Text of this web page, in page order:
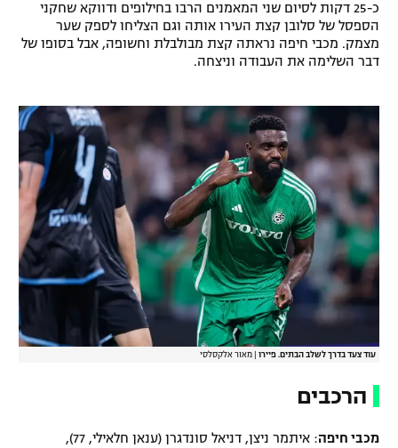
המגזין
כ-25 דקות לסיום שני המאמנים הרבו בחילופים ודווקא שחקני
הספסל של סלובן קצת העירו אותה וגם הצליחו לספק שער
מצמק. מכבי חיפה נראתה קצת מבולבלת וחשופה, אבל בסופו של
דבר השלימה את העבודה וניצחה.
עוד צעד בדרך לשלב הבתים. פיירו מאור אלקסלסי
הרכבים
מכבי חיפה
: איתמר ניצן, דניאל סונדגרן (ענאן חלאילי, 77),